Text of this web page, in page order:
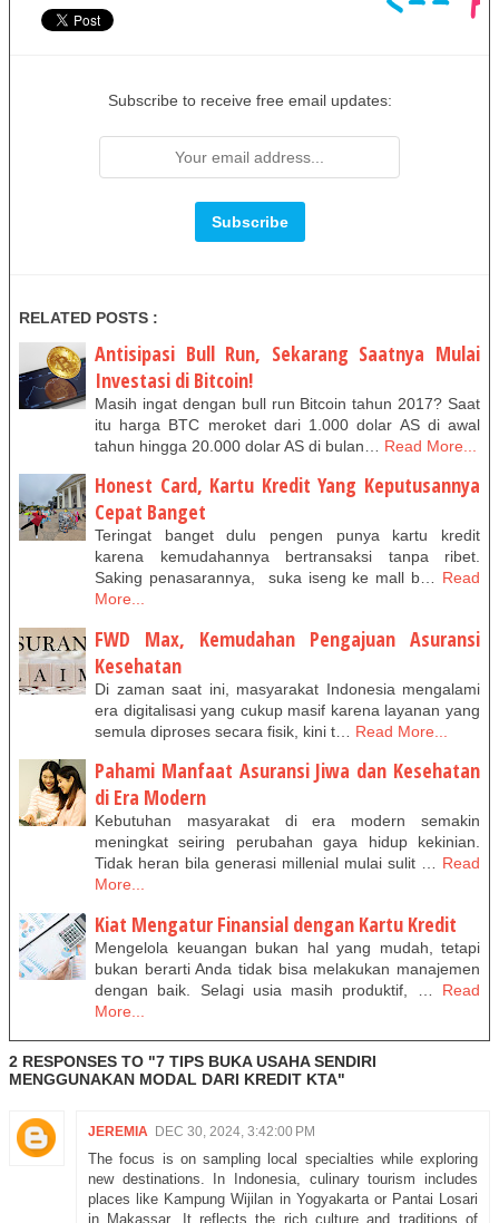
Subscribe to receive free email updates:
RELATED POSTS :
Antisipasi Bull Run, Sekarang Saatnya Mulai
Investasi di Bitcoin!
Masih ingat dengan bull run Bitcoin tahun 2017? Saat
itu harga BTC meroket dari 1.000 dolar AS di awal
tahun hingga 20.000 dolar AS di bulan…
Read More...
Honest Card, Kartu Kredit Yang Keputusannya
Cepat Banget
Teringat banget dulu pengen punya kartu kredit
karena kemudahannya bertransaksi tanpa ribet.
Saking penasarannya, suka iseng ke mall b…
Read
More...
FWD Max, Kemudahan Pengajuan Asuransi
Kesehatan
Di zaman saat ini, masyarakat Indonesia mengalami
era digitalisasi yang cukup masif karena layanan yang
semula diproses secara fisik, kini t…
Read More...
Pahami Manfaat Asuransi Jiwa dan Kesehatan
di Era Modern
Kebutuhan masyarakat di era modern semakin
meningkat seiring perubahan gaya hidup kekinian.
Tidak heran bila generasi millenial mulai sulit …
Read
More...
Kiat Mengatur Finansial dengan Kartu Kredit
Mengelola keuangan bukan hal yang mudah, tetapi
bukan berarti Anda tidak bisa melakukan manajemen
dengan baik. Selagi usia masih produktif, …
Read
More...
2 RESPONSES TO "7 TIPS BUKA USAHA SENDIRI
MENGGUNAKAN MODAL DARI KREDIT KTA"
JEREMIA DEC 30, 2024, 3:42:00 PM
The focus is on sampling local specialties while exploring
new destinations. In Indonesia, culinary tourism includes
places like Kampung Wijilan in Yogyakarta or Pantai Losari
in Makassar. It reflects the rich culture and traditions of